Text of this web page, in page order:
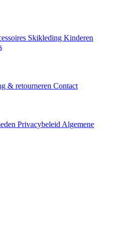
Skikleding Kinderen
& retourneren Contact
Privacybeleid Algemene